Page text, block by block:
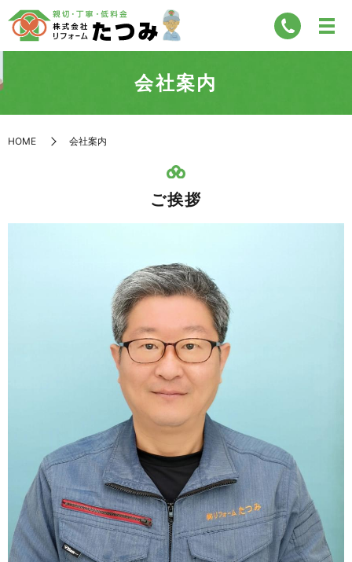
会社案内
HOME 会社案内
ご挨拶